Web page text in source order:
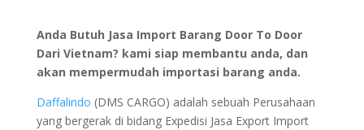
Anda Butuh Jasa Import Barang Door To Door
Dari Vietnam? kami siap membantu anda, dan
akan mempermudah importasi barang anda.
Daffalindo (DMS CARGO) adalah sebuah Perusahaan
yang bergerak di bidang Expedisi Jasa Export Import